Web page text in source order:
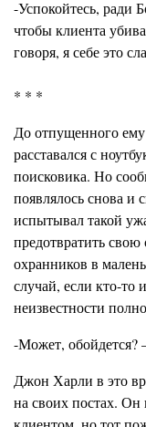
-Успокойтесь, ради
чтобы клиента
говоря, я себе это
* * *
До отпущенного
расставался с
поисковика. Но
появлялось снова
испытывал такой
предотвратить свою
охранников в
случай, если кто-то
неизвестности
-Может, обойдется?
Джон Харли в это
на своих постах. Он